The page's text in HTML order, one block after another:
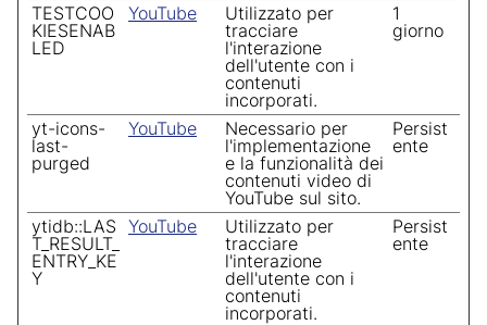
TESTCOO
KIESENAB
LED
YouTube
Utilizzato per
tracciare
l'interazione
dell'utente con i
contenuti
incorporati.
1
giorno
yt-icons-
last-
purged
YouTube
Necessario per
l'implementazione
e la funzionalità dei
contenuti video di
YouTube sul sito.
Persist
ente
ytidb::LAS
T_RESULT_
ENTRY_KE
Y
YouTube
Utilizzato per
tracciare
l'interazione
dell'utente con i
contenuti
incorporati.
Persist
ente